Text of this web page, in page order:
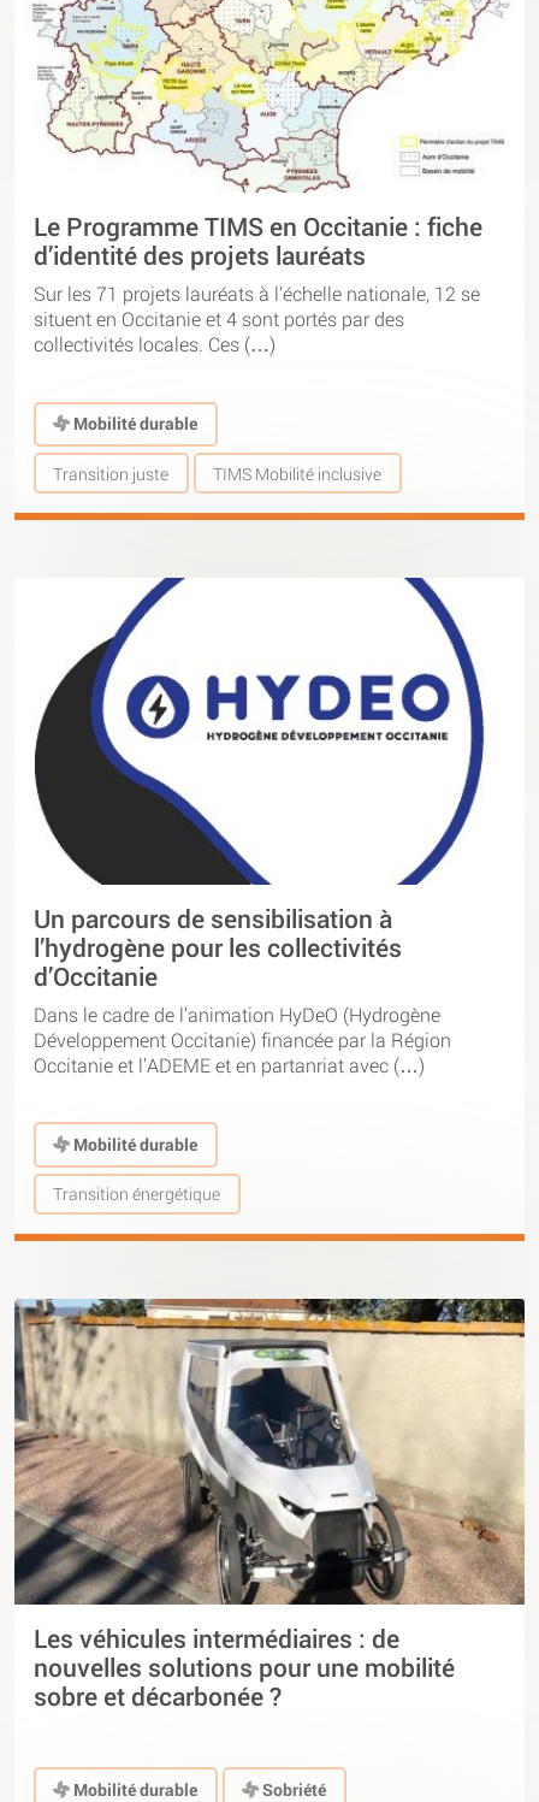
Le Programme TIMS en Occitanie : fiche
d’identité des projets lauréats
Sur les 71 projets lauréats à l’échelle nationale, 12 se
situent en Occitanie et 4 sont portés par des
collectivités locales. Ces (…)
Mobilité durable
Transition juste TIMS Mobilité inclusive
Un parcours de sensibilisation à
l’hydrogène pour les collectivités
d’Occitanie
Dans le cadre de l’animation HyDeO (Hydrogène
Développement Occitanie) financée par la Région
Occitanie et l’ADEME et en partanriat avec (…)
Mobilité durable
Transition énergétique
Les véhicules intermédiaires : de
nouvelles solutions pour une mobilité
sobre et décarbonée ?
Mobilité durable Sobriété